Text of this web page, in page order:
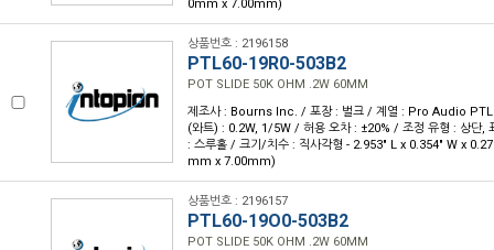
0mm x 7.00mm)
상품번호 : 2196158
PTL60-19R0-503B2
POT SLIDE 50K OHM .2W 60MM
제조사 : Bourns Inc. / 포장 : 벌크 / 계열 : Pro Audio
(와트) : 0.2W, 1/5W / 허용 오차 : ±20% / 조정 유형 : 상단,
: 스루홀 / 크기/치수 : 직사각형 - 2.953" L x 0.354" W x
mm x 7.00mm)
상품번호 : 2196157
PTL60-19O0-503B2
POT SLIDE 50K OHM .2W 60MM